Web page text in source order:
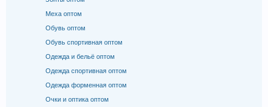
Меха оптом
Обувь оптом
Обувь спортивная оптом
Одежда и бельё оптом
Одежда спортивная оптом
Одежда форменная оптом
Очки и оптика оптом